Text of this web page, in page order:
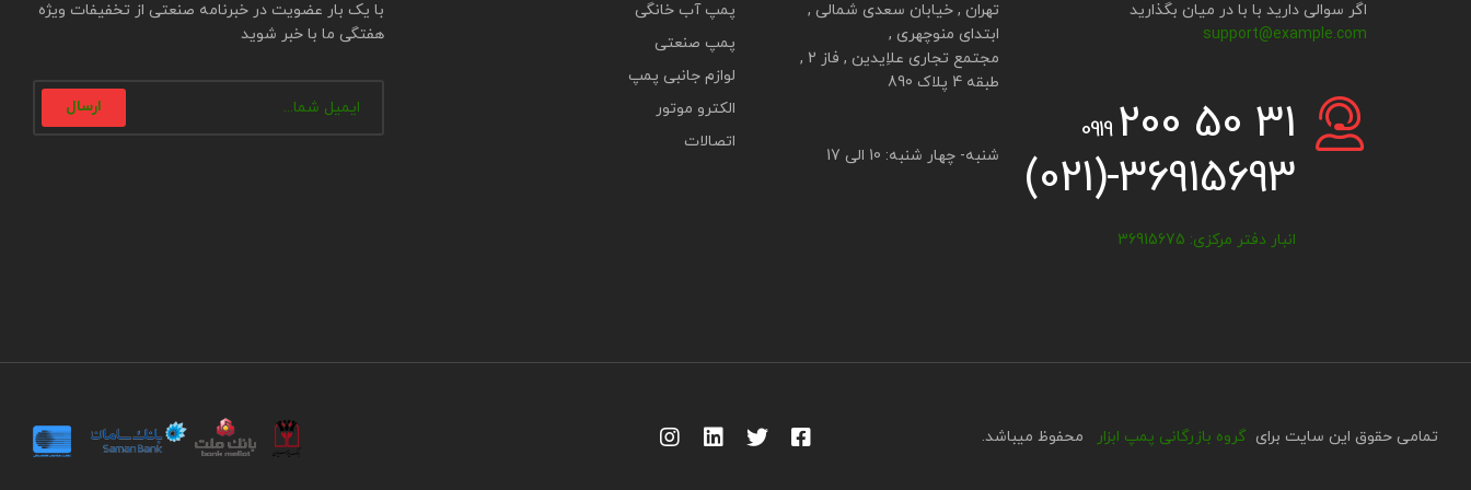
اگر سوالی دارید با با در میان بگذارید
support@example.com
0919 200 50 31
(021)-36915693
انبار دفتر مرکزی: 36915675
تهران , خیابان سعدی شمالی ,
ابتدای منوچهری ,
مجتمع تجاری علاِیدین , فاز 2 ,
طبقه 4 پلاک 890
شنبه- چهار شنبه: 10 الی 17
پمپ آب خانگی
پمپ صنعتی
لوازم جانبی پمپ
الکترو موتور
اتصالات
با یک بار عضویت در خبرنامه صنعتی از تخفیفات ویژه
هفتگی ما با خبر شوید
ارسال
تمامی حقوق این سایت برای گروه بازرگانی پمپ ابزار محفوظ میباشد.